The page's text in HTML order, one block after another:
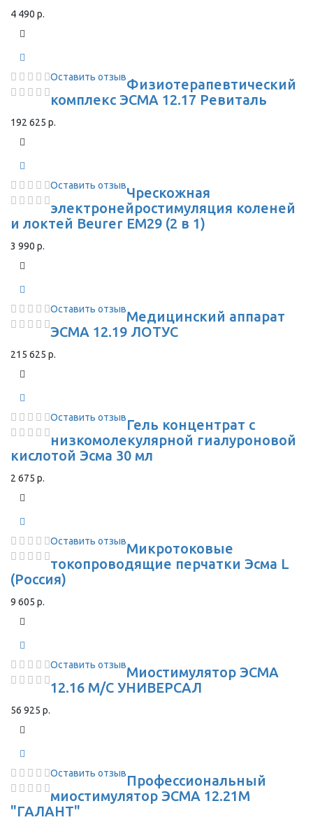
4 490 р.
Оставить отзывФизиотерапевтический
комплекс ЭСМА 12.17 Ревиталь
192 625 р.
Оставить отзывЧрескожная
электронейростимуляция коленей
и локтей Beurer EM29 (2 в 1)
3 990 р.
Оставить отзывМедицинский аппарат
ЭСМА 12.19 ЛОТУС
215 625 р.
Оставить отзывГель концентрат с
низкомолекулярной гиалуроновой
кислотой Эсма 30 мл
2 675 р.
Оставить отзывМикротоковые
токопроводящие перчатки Эсма L
(Россия)
9 605 р.
Оставить отзывМиостимулятор ЭСМА
12.16 М/С УНИВЕРСАЛ
56 925 р.
Оставить отзывПрофессиональный
миостимулятор ЭСМА 12.21М
"ГАЛАНТ"